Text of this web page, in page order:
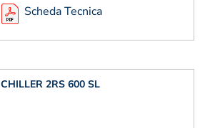
Scheda Tecnica
CHILLER 2RS 600 SL